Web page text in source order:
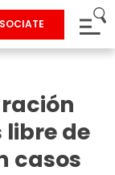
libre de
casos